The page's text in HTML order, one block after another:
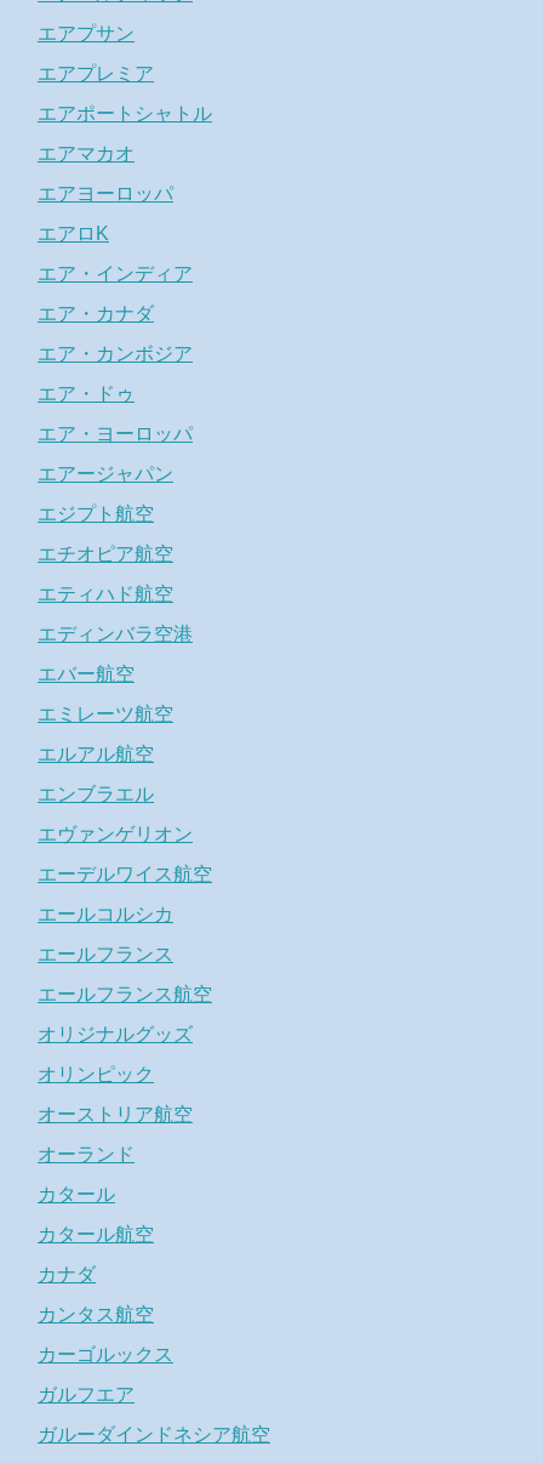
エアプサン
エアプレミア
エアポートシャトル
エアマカオ
エアヨーロッパ
エアロK
エア・インディア
エア・カナダ
エア・カンボジア
エア・ドゥ
エア・ヨーロッパ
エアージャパン
エジプト航空
エチオピア航空
エティハド航空
エディンバラ空港
エバー航空
エミレーツ航空
エルアル航空
エンブラエル
エヴァンゲリオン
エーデルワイス航空
エールコルシカ
エールフランス
エールフランス航空
オリジナルグッズ
オリンピック
オーストリア航空
オーランド
カタール
カタール航空
カナダ
カンタス航空
カーゴルックス
ガルフエア
ガルーダインドネシア航空